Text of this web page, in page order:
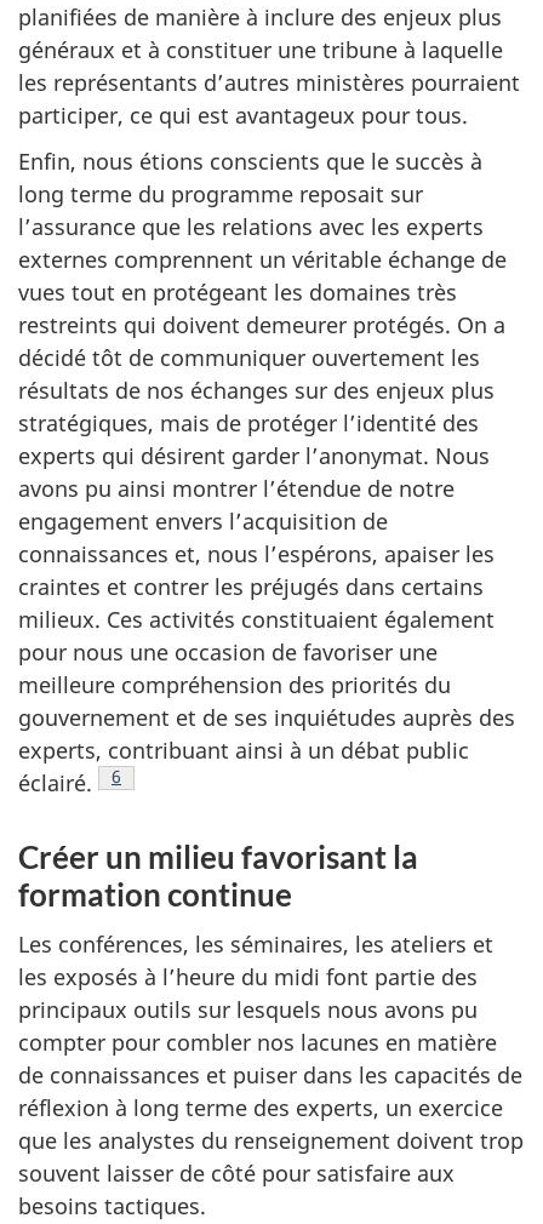
planifiées de manière à inclure des enjeux plus
généraux et à constituer une tribune à laquelle
les représentants d’autres ministères pourraient
participer, ce qui est avantageux pour tous.
Enfin, nous étions conscients que le succès à
long terme du programme reposait sur
l’assurance que les relations avec les experts
externes comprennent un véritable échange de
vues tout en protégeant les domaines très
restreints qui doivent demeurer protégés. On a
décidé tôt de communiquer ouvertement les
résultats de nos échanges sur des enjeux plus
stratégiques, mais de protéger l’identité des
experts qui désirent garder l’anonymat. Nous
avons pu ainsi montrer l’étendue de notre
engagement envers l’acquisition de
connaissances et, nous l’espérons, apaiser les
craintes et contrer les préjugés dans certains
milieux. Ces activités constituaient également
pour nous une occasion de favoriser une
meilleure compréhension des priorités du
gouvernement et de ses inquiétudes auprès des
experts, contribuant ainsi à un débat public
éclairé.
Note de bas de page
6
Créer un milieu favorisant la
formation continue
Les conférences, les séminaires, les ateliers et
les exposés à l’heure du midi font partie des
principaux outils sur lesquels nous avons pu
compter pour combler nos lacunes en matière
de connaissances et puiser dans les capacités de
réflexion à long terme des experts, un exercice
que les analystes du renseignement doivent trop
souvent laisser de côté pour satisfaire aux
besoins tactiques.